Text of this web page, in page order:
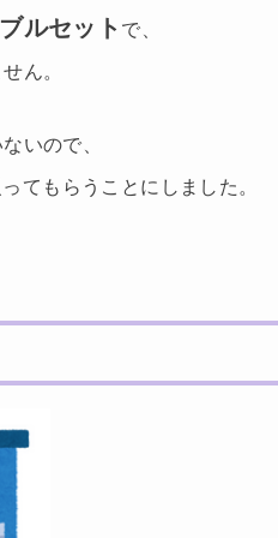
ルセット で、
ん。
いので、
ってもらうことにしました。